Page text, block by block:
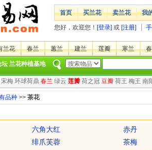
首页 买兰花 卖兰花 我
您好，欢迎您！ [登录] 或 [注册]
兰花 春兰 蕙兰 建兰 莲瓣 寒兰
坛 兰花种植基地
宋梅 环球荷鼎 春兰 绿云 莲瓣 荷之冠 豆瓣 荷王 梅王 南
品种 >> 茶花
六角大红
赤丹
绯爪芙蓉
茶梅